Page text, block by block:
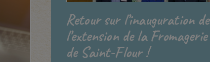
Retour sur l’inauguration de
l’extension de la Fromagerie
de Saint-Flour !